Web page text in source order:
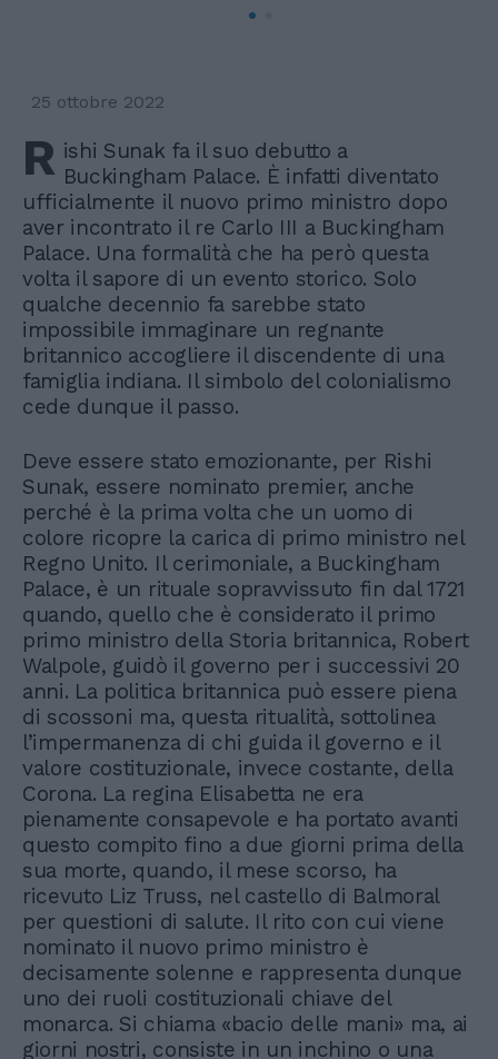
25 ottobre 2022
R ishi Sunak fa il suo debutto a
Buckingham Palace. È infatti diventato
ufficialmente il nuovo primo ministro dopo
aver incontrato il re Carlo III a Buckingham
Palace. Una formalità che ha però questa
volta il sapore di un evento storico. Solo
qualche decennio fa sarebbe stato
impossibile immaginare un regnante
britannico accogliere il discendente di una
famiglia indiana. Il simbolo del colonialismo
cede dunque il passo.
Deve essere stato emozionante, per Rishi
Sunak, essere nominato premier, anche
perché è la prima volta che un uomo di
colore ricopre la carica di primo ministro nel
Regno Unito. Il cerimoniale, a Buckingham
Palace, è un rituale sopravvissuto fin dal 1721
quando, quello che è considerato il primo
primo ministro della Storia britannica, Robert
Walpole, guidò il governo per i successivi 20
anni. La politica britannica può essere piena
di scossoni ma, questa ritualità, sottolinea
l’impermanenza di chi guida il governo e il
valore costituzionale, invece costante, della
Corona. La regina Elisabetta ne era
pienamente consapevole e ha portato avanti
questo compito fino a due giorni prima della
sua morte, quando, il mese scorso, ha
ricevuto Liz Truss, nel castello di Balmoral
per questioni di salute. Il rito con cui viene
nominato il nuovo primo ministro è
decisamente solenne e rappresenta dunque
uno dei ruoli costituzionali chiave del
monarca. Si chiama «bacio delle mani» ma, ai
giorni nostri, consiste in un inchino o una